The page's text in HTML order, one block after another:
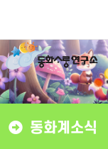
동화계소식